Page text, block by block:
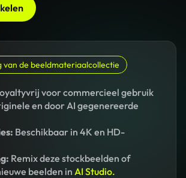
van de beeldmateriaalcollectie
voor commercieel gebruik
en door AI gegenereerde
Beschikbaar in 4K en HD-
Remix deze stockbeelden of
beelden in AI Studio.